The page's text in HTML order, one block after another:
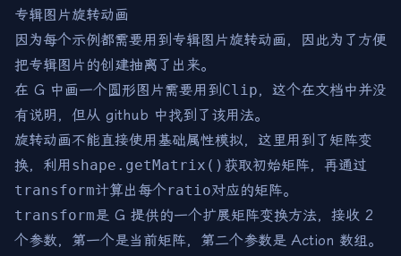
专辑图片旋转动画
因为每个示例都需要用到专辑图片旋转动画，因此为了方便
把专辑图片的创建抽离了出来。
在 G 中画一个圆形图片需要用到 Clip，这个在文档中并没
有说明，但从 github 中找到了该用法。
旋转动画不能直接使用基础属性模拟，这里用到了矩阵变
换，利用 shape.getMatrix() 获取初始矩阵，再通过
transform计算出每个ratio对应的矩阵。
transform是 G 提供的一个扩展矩阵变换方法，接收 2
个参数，第一个是当前矩阵，第二个参数是 Action 数组。